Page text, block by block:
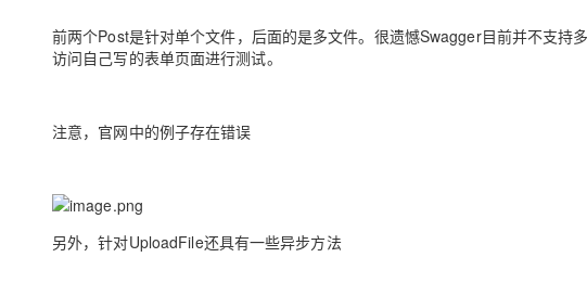
前两个Post是针对单个文件，后面的是多文件。很遗憾Swagger目前并不支
访问自己写的表单页面进行测试。
注意，官网中的例子存在错误
另外，针对UploadFile还具有一些异步方法